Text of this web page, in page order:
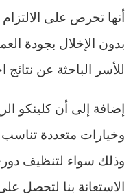
أنها تحرص على
بدون الإخلال بجودة
للأسر الباحثة عن نتائج
إضافة إلى أن كلينكو
وخيارات متعددة تناسب
وذلك سواء لتنظيف
الاستعانة بنا لتحصل